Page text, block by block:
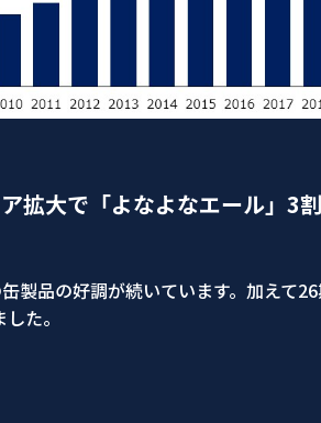
大で「よなよなエール」3
製品の好調が続いています。加えて
た。